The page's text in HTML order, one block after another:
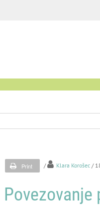
Print / Klara Korošec /
Povezovanje